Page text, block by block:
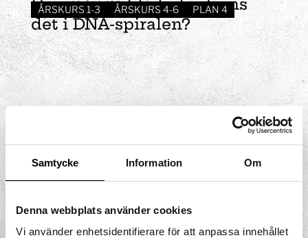
Samtycke Information Om
Denna webbplats använder cookies
Vi använder enhetsidentifierare för att anpassa innehållet
ÅRSKURS 1-3 ÅRSKURS 4-6 PLAN 4
Hurmångablå kulor finns
det i DNA-spiralen?